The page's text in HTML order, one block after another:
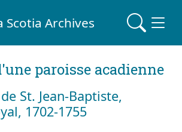
Scotia Archives
paroisse acadienne
St. Jean-Baptiste,
1702-1755